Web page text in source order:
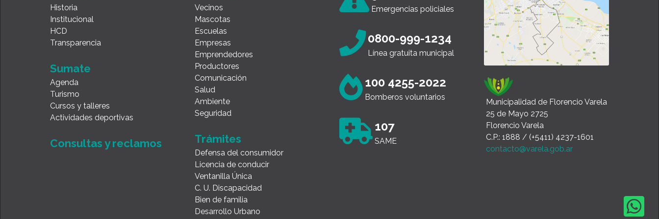
Historia
Institucional
HCD
Transparencia
Sumate
Agenda
Turismo
Cursos y talleres
Actividades deportivas
Consultas y reclamos
Vecinos
Mascotas
Escuelas
Empresas
Emprendedores
Productores
Comunicación
Salud
Ambiente
Seguridad
Trámites
Defensa del consumidor
Licencia de conducir
Ventanilla Única
C. U. Discapacidad
Bien de familia
Desarrollo Urbano
Emergencias policiales
0800-999-1234
Línea gratuita municipal
100 4255-2022
Bomberos voluntarios
107
SAME
Municipalidad de Florencio Varela
25 de Mayo 2725
Florencio Varela
C.P.: 1888 / (+5411) 4237-1601
contacto@varela.gob.ar